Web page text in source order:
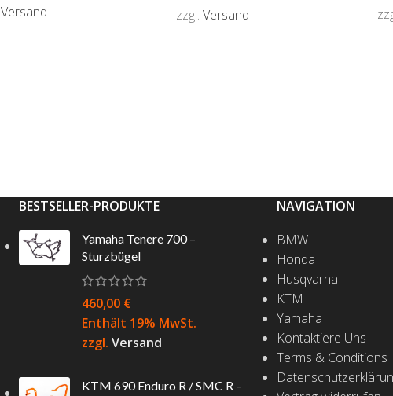
Versand
zzgl. Versand
BESTSELLER-PRODUKTE
Yamaha Tenere 700 –
Sturzbügel
460,00 €
Enthält 19% MwSt.
zzgl. Versand
KTM 690 Enduro R / SMC R –
NAVIGATION
BMW
Honda
Husqvarna
KTM
Yamaha
Kontaktiere Uns
Terms & Conditions